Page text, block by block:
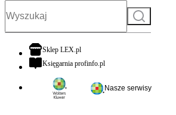
Szukaj
Sklep LEX.plotwiera się w nowej karcie
Księgarnia profinfo.plotwiera się w nowej karcie
Nasze serwisy